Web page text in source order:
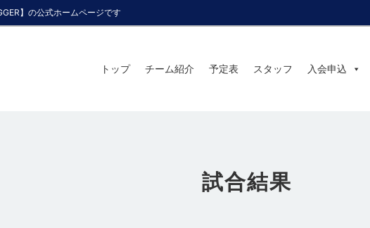
】の公式ホームページです
トップ チーム紹介 予定表 スタッフ 入会申込
試合結果